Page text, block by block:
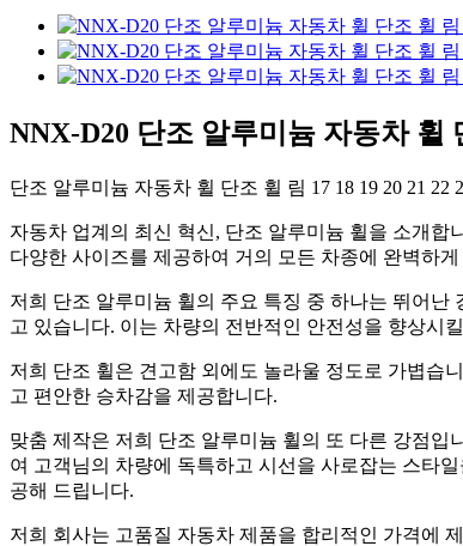
NNX-D20 단조 알루미늄 자동차 휠
단조 알루미늄 자동차 휠 단조 휠 림 17 18 19 20 21 22
자동차 업계의 최신 혁신, 단조 알루미늄 휠을 소개합
다양한 사이즈를 제공하여 거의 모든 차종에 완벽하
저희 단조 알루미늄 휠의 주요 특징 중 하나는 뛰어
고 있습니다. 이는 차량의 전반적인 안전성을 향상시
저희 단조 휠은 견고함 외에도 놀라울 정도로 가볍습
고 편안한 승차감을 제공합니다.
맞춤 제작은 저희 단조 알루미늄 휠의 또 다른 강점
여 고객님의 차량에 독특하고 시선을 사로잡는 스타
공해 드립니다.
저희 회사는 고품질 자동차 제품을 합리적인 가격에